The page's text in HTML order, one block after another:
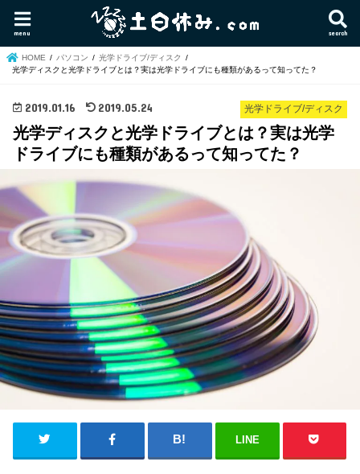
search
menu
HOME パソコン
光学ドライブ/ディスク
光学ディスクと光学ドライブとは？実は光学ドライブにも種類があるって知ってた？
光学ドライブ/ディスク
2019.01.16 2019.05.24
光学ディスクと光学ドライブとは？実は光学
ドライブにも種類があるって知ってた？
LINE